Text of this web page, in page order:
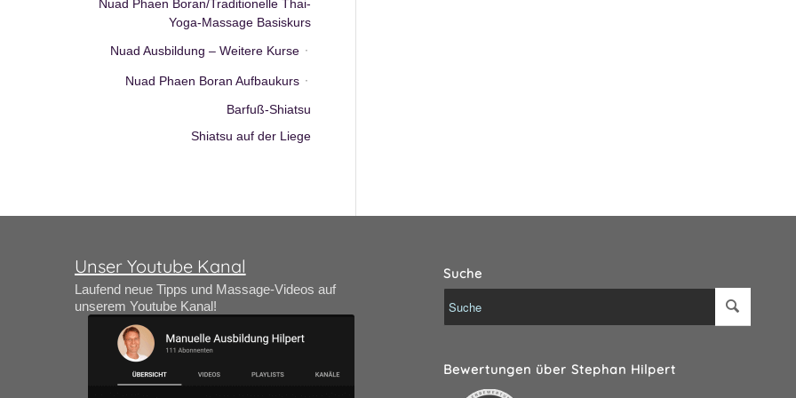
Nuad Phaen Boran/Traditionelle Thai-
Yoga-Massage Basiskurs
Nuad Ausbildung – Weitere Kurse
Nuad Phaen Boran Aufbaukurs
Barfuß-Shiatsu
Shiatsu auf der Liege
Unser Youtube Kanal
Laufend neue Tipps und Massage-Videos auf
unserem Youtube Kanal!
Suche
Bewertungen über Stephan Hilpert